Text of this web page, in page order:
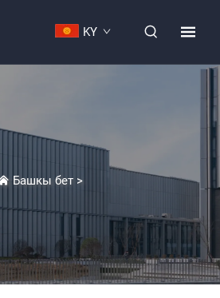
KY
Башкы бет>